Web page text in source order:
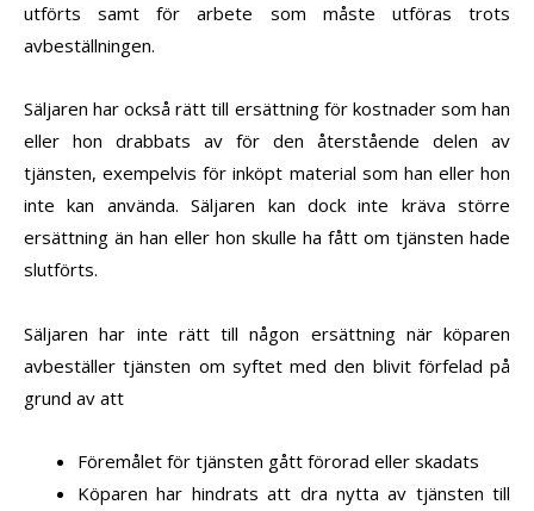
utförts samt för arbete som måste utföras trots
avbeställningen.
Säljaren har också rätt till ersättning för kostnader som han
eller hon drabbats av för den återstående delen av
tjänsten, exempelvis för inköpt material som han eller hon
inte kan använda. Säljaren kan dock inte kräva större
ersättning än han eller hon skulle ha fått om tjänsten hade
slutförts.
Säljaren har inte rätt till någon ersättning när köparen
avbeställer tjänsten om syftet med den blivit förfelad på
grund av att
Föremålet för tjänsten gått förorad eller skadats
Köparen har hindrats att dra nytta av tjänsten till